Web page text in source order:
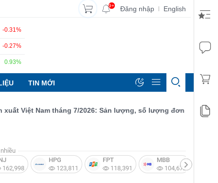
9+ Đăng nhập | English
-0.31%
-0.27%
0.93%
TIN MỚI
Việt Nam tháng 7/2026: Sản lượng, số lượng đơn đặt hàng mới
162,998
HPG
123,811
FPT
118,391
MBB
104,672